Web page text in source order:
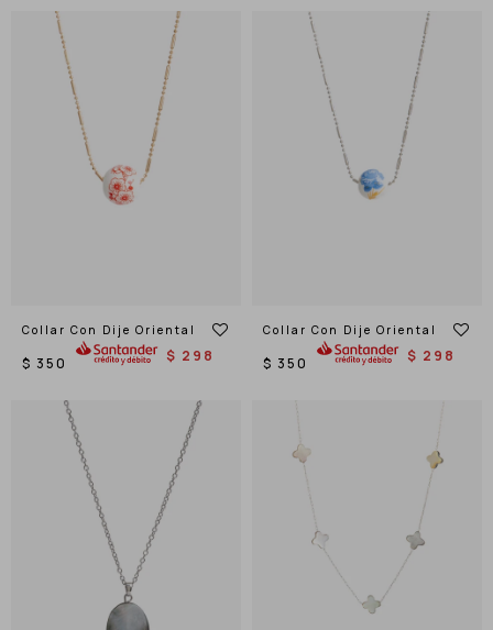
Collar Con Dije Oriental
$ 350 $ 298
Collar Con Dije Oriental
$ 350 $ 298